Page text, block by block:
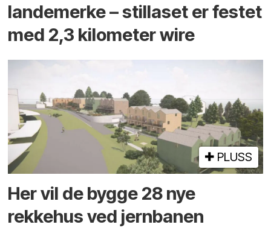
landemerke – stillaset er festet
med 2,3 kilometer wire
PLUSS
Her vil de bygge 28 nye
rekkehus ved jernbanen